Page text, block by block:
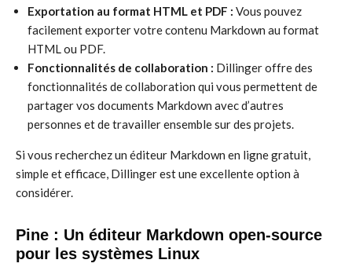
Exportation au format HTML et PDF : Vous pouvez
facilement exporter votre contenu Markdown au format
HTML ou PDF.
Fonctionnalités de collaboration : Dillinger offre des
fonctionnalités de collaboration qui vous permettent de
partager vos documents Markdown avec d’autres
personnes et de travailler ensemble sur des projets.
Si vous recherchez un éditeur Markdown en ligne gratuit,
simple et efficace, Dillinger est une excellente option à
considérer.
Pine : Un éditeur Markdown open-source
pour les systèmes Linux